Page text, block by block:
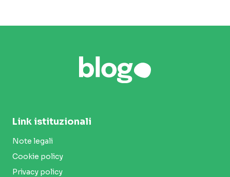
Link istituzionali
Note legali
Cookie policy
Privacy policy